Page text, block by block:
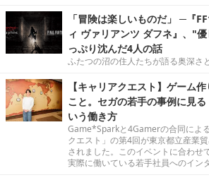
「冒険は楽しいものだ」 ─『
ィ ヴァリアンツ ダフネ』、"
っぷり沈んだ4人の話
ふたつの沼の住人たちが語る奥深さと
【キャリアクエスト】ゲーム
こと。セガの若手の事例に見
いう働き方
Game*Sparkと4Gamerの合同によ
クエスト」の第4回が東京都立産業
されました。このイベントに合わせ
実際に働いている若手社員へのイン